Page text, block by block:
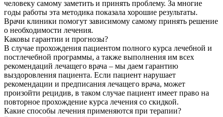
человеку самому заметить и принять проблему. За многие
годы работы эта методика показала хорошие результаты.
Врачи клиники помогут зависимому самому принять решение
о необходимости лечения.
Каковы гарантии и прогнозы?
В случае прохождения пациентом полного курса лечебной и
постлечебной программы, а также выполнения им всех
рекомендаций лечащего врача – мы даем гарантию
выздоровления пациента. Если пациент нарушает
рекомендации и предписания лечащего врача, может
произойти рецидив, в таком случае пациент имеет право на
повторное прохождение курса лечения со скидкой.
Какие способы лечения применяются при терапии?